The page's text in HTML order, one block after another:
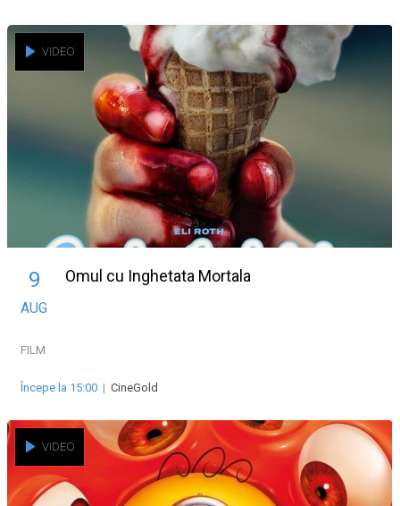
VIDEO
9
AUG
Omul cu Inghetata Mortala
FILM
Începe la 15:00 | CineGold
VIDEO